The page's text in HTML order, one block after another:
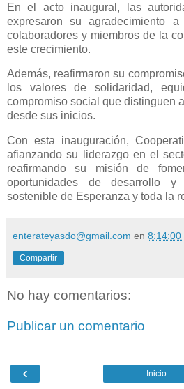
En el acto inaugural, las
expresaron su agradecimiento
colaboradores y miembros de la
este crecimiento.
Además, reafirmaron su
los valores de solidaridad,
compromiso social que distinguen
desde sus inicios.
Con esta inauguración,
afianzando su liderazgo en el
reafirmando su misión de
oportunidades de desarrollo y
sostenible de Esperanza y toda la
enterateyasdo@gmail.com en 8:14:00
Compartir
No hay comentarios:
Publicar un comentario
‹ Inicio